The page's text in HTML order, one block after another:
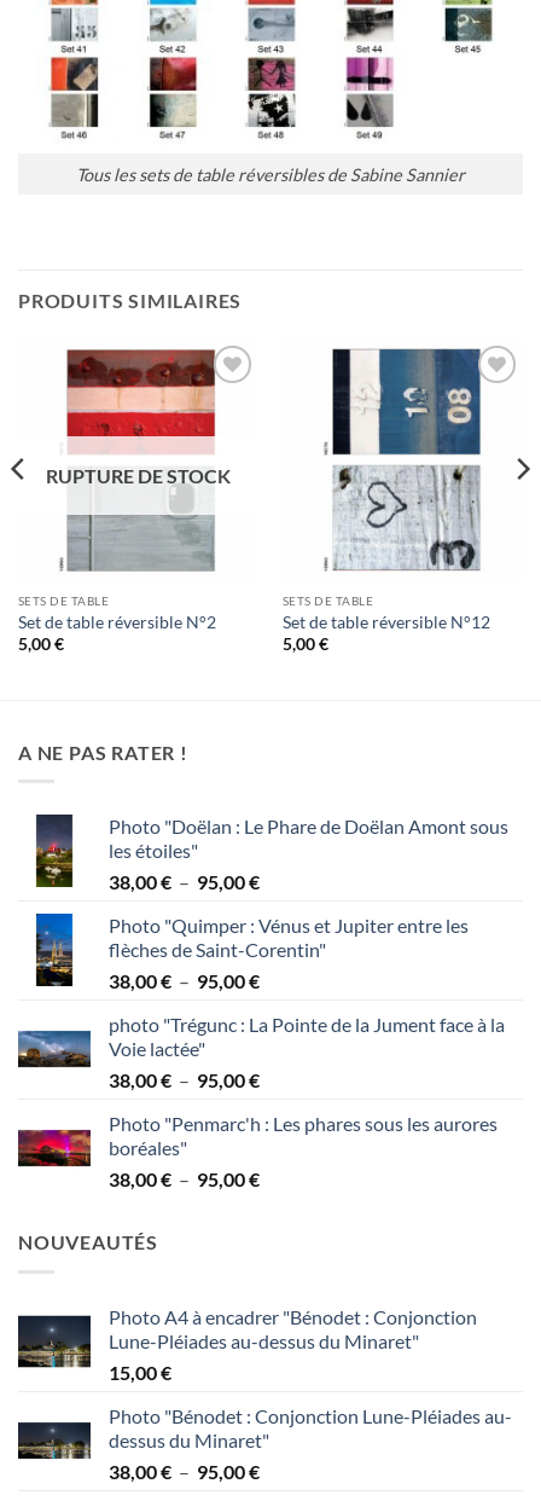
Tous les sets de table réversibles de Sabine Sannier
PRODUITS SIMILAIRES
Ajouter
à la
wishlist
RUPTURE DE STOCK
SETS DE TABLE
Set de table réversible N°2
5,00€
Ajouter
SETS DE TABLE
Set de table réversible N°12
5,00€
A NE PAS RATER !
Photo "Doëlan : Le Phare de Doëlan Amont sous
les étoiles"
38,00€ – 95,00€Plage
prix :
38,00 €
à
Photo "Quimper : Vénus et Jupiter entre les
flèches de Saint-Corentin"
38,00€ – 95,00€Plage
prix :
à
photo "Trégunc : La Pointe de la Jument face à la
Voie lactée"
38,00€ – 95,00€Plage
prix :
à
Photo "Penmarc'h : Les phares sous les aurores
boréales"
38,00€ – 95,00€Plage
NOUVEAUTÉS
Photo A4 à encadrer "Bénodet : Conjonction
Lune-Pléiades au-dessus du Minaret"
15,00€
Photo "Bénodet : Conjonction Lune-Pléiades au-
dessus du Minaret"
38,00€ – 95,00€Plage